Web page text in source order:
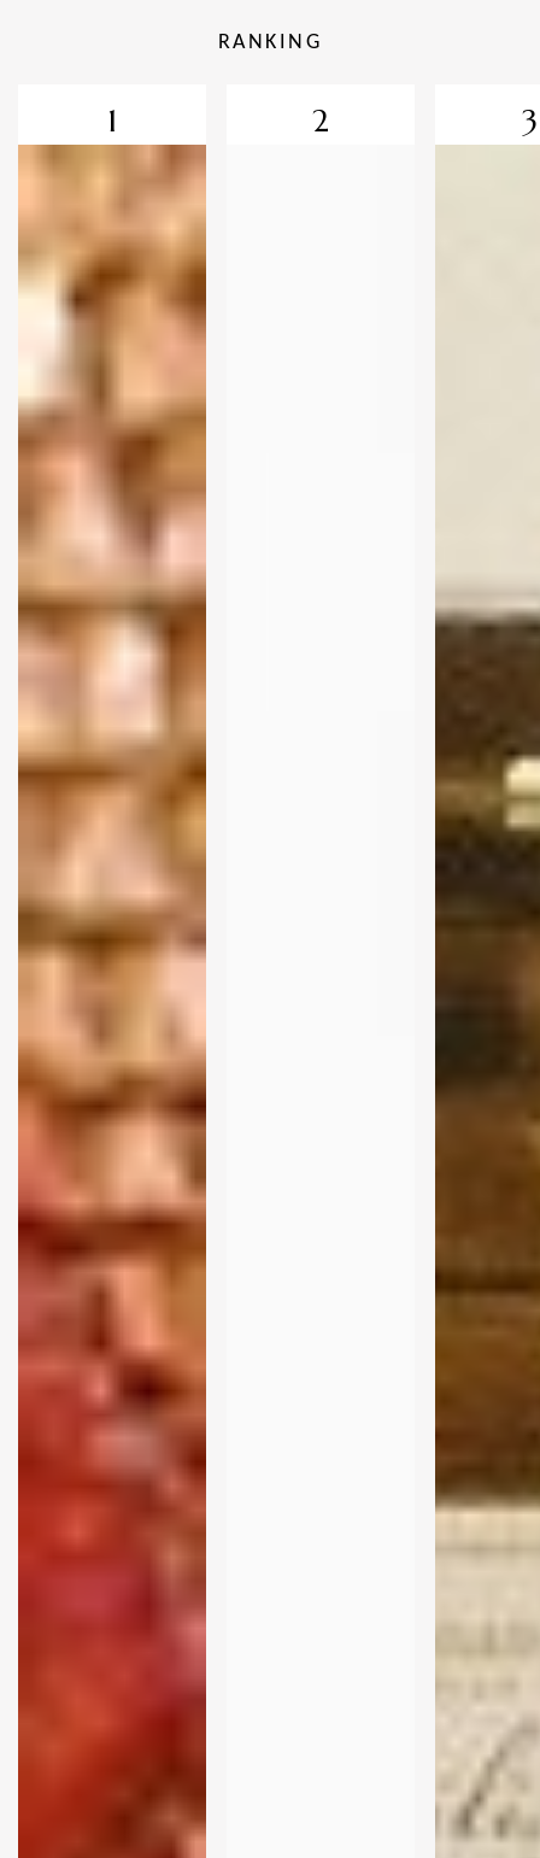
RANKING
1 2 3